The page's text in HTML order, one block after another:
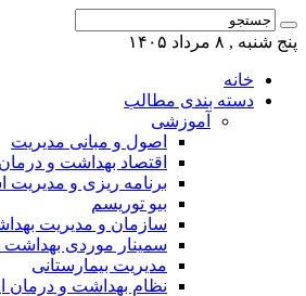
پنج شنبه , ۸ مرداد ۱۴۰۵
خانه
دسته بندی مطالب
آموزشی
اصول و مبانی مدیریت
اقتصاد بهداشت و درمان
برنامه ریزی و مدیریت
بیو توریسم
سازمان و مدیریت
سمینار موردی بهداشت
مدیریت بیمارستانی
نظام بهداشت و درمان